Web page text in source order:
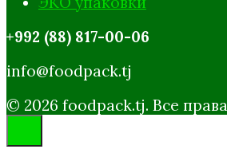
+992 (88) 817-00-06
info@foodpack.tj
© 2026 foodpack.tj. Все